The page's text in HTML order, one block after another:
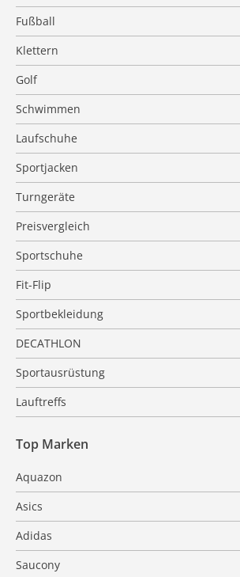
Fußball
Klettern
Golf
Schwimmen
Laufschuhe
Sportjacken
Turngeräte
Preisvergleich
Sportschuhe
Fit-Flip
Sportbekleidung
DECATHLON
Sportausrüstung
Lauftreffs
Top Marken
Aquazon
Asics
Adidas
Saucony